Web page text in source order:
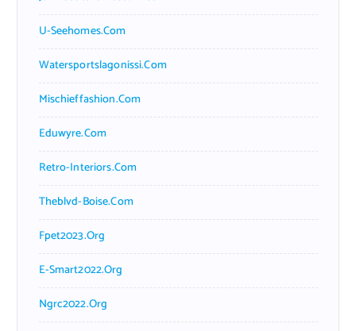
U-Seehomes.com
Watersportslagonissi.com
Mischieffashion.com
Eduwyre.com
Retro-Interiors.com
Theblvd-Boise.com
Fpet2023.org
E-Smart2022.org
Ngrc2022.org